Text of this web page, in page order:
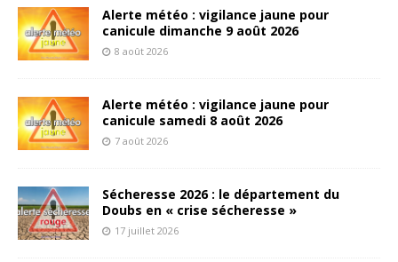
Alerte météo : vigilance jaune pour
canicule dimanche 9 août 2026
8 août 2026
Alerte météo : vigilance jaune pour
canicule samedi 8 août 2026
7 août 2026
Sécheresse 2026 : le département du
Doubs en « crise sécheresse »
17 juillet 2026